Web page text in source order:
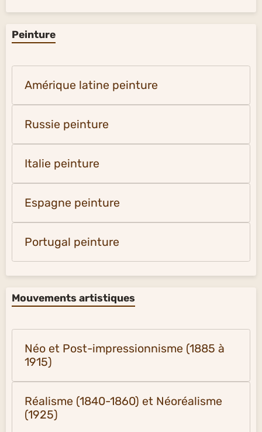
Peinture
Amérique latine peinture
Russie peinture
Italie peinture
Espagne peinture
Portugal peinture
Mouvements artistiques
Néo et Post-impressionnisme (1885 à
1915)
Réalisme (1840-1860) et Néoréalisme
(1925)